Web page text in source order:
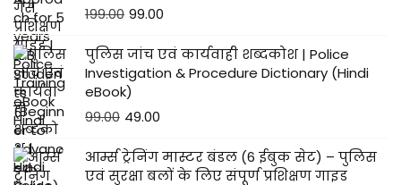
199.00 99.00
पुलिस जांच एवं कार्यवाही शब्दकोश | Police
Investigation & Procedure Dictionary (Hindi
eBook)
99.00 49.00
आर्म्स ट्रेनिंग मास्टर बंडल (6 ईबुक सेट) – पुलिस
एवं सुरक्षा बलों के लिए संपूर्ण प्रशिक्षण गाइड